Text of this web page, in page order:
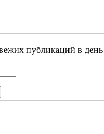
публикаций в